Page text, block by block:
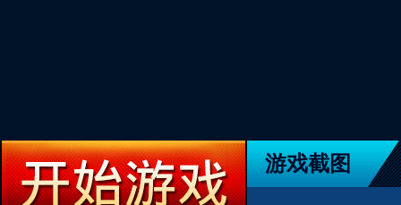
游戏截图